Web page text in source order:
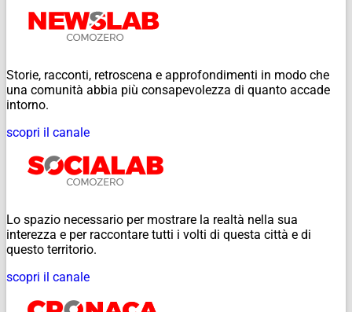
Storie, racconti, retroscena e approfondimenti in modo che
una comunità abbia più consapevolezza di quanto accade
intorno.
scopri il canale
Lo spazio necessario per mostrare la realtà nella sua
interezza e per raccontare tutti i volti di questa città e di
questo territorio.
scopri il canale